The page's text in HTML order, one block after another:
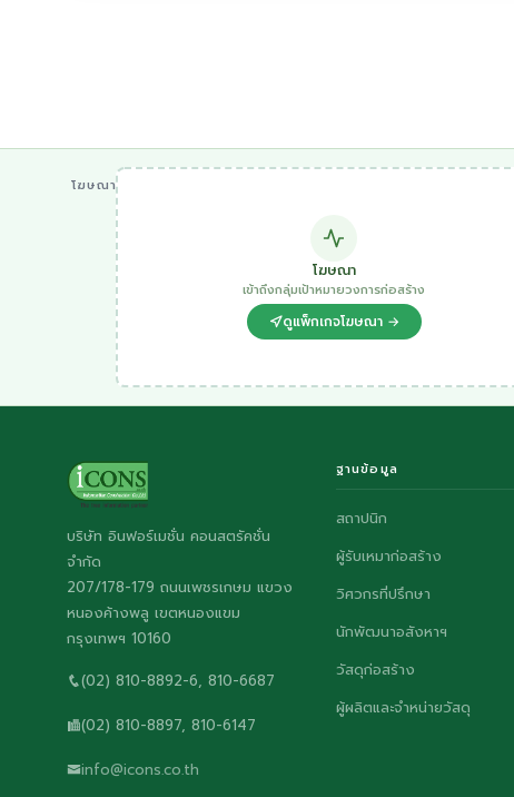
โฆษณา
โฆษณา
เข้าถึงกลุ่มเป้าหมายวงการก่อสร้าง
ดูแพ็กเกจโฆษณา →
บริษัท อินฟอร์เมชั่น คอนสตรัคชั่น
จำกัด
207/178-179 ถนนเพชรเกษม แขวง
หนองค้างพลู เขตหนองแขม
กรุงเทพฯ 10160
(02) 810-8892-6, 810-6687
(02) 810-8897, 810-6147
info@icons.co.th
ฐานข้อมูล
สถาปนิก
ผู้รับเหมาก่อสร้าง
วิศวกรที่ปรึกษา
นักพัฒนาอสังหาฯ
วัสดุก่อสร้าง
ผู้ผลิตและจำหน่ายวัสดุ